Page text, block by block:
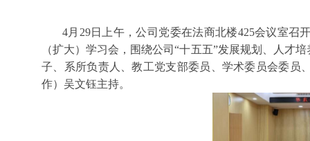
4月 29日上午，公司党委在法商北楼425会议室召
（扩大）学习会，围绕公司“十五五”发展规划、人才
子、系所负责人、教工党支部委员、学术委员会委员
作）吴文钰主持。